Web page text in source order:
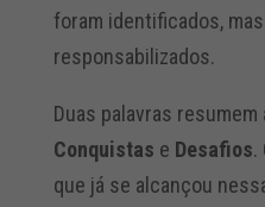
foram identificados,
responsabilizados.
Duas palavras
Conquistas e Desafios.
que já se alcançou